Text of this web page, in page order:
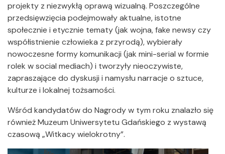
projekty z niezwykłą oprawą wizualną. Poszczególne
przedsięwzięcia podejmowały aktualne, istotne
społecznie i etycznie tematy (jak wojna, fake newsy czy
współistnienie człowieka z przyrodą), wybierały
nowoczesne formy komunikacji (jak mini-serial w formie
rolek w social mediach) i tworzyły nieoczywiste,
zapraszające do dyskusji i namysłu narracje o sztuce,
kulturze i lokalnej tożsamości.
Wśród kandydatów do Nagrody w tym roku znalazło się
również Muzeum Uniwersytetu Gdańskiego z wystawą
czasową „Witkacy wielokrotny”.